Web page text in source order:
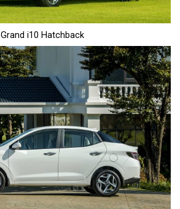
Grand i10 Hatchback